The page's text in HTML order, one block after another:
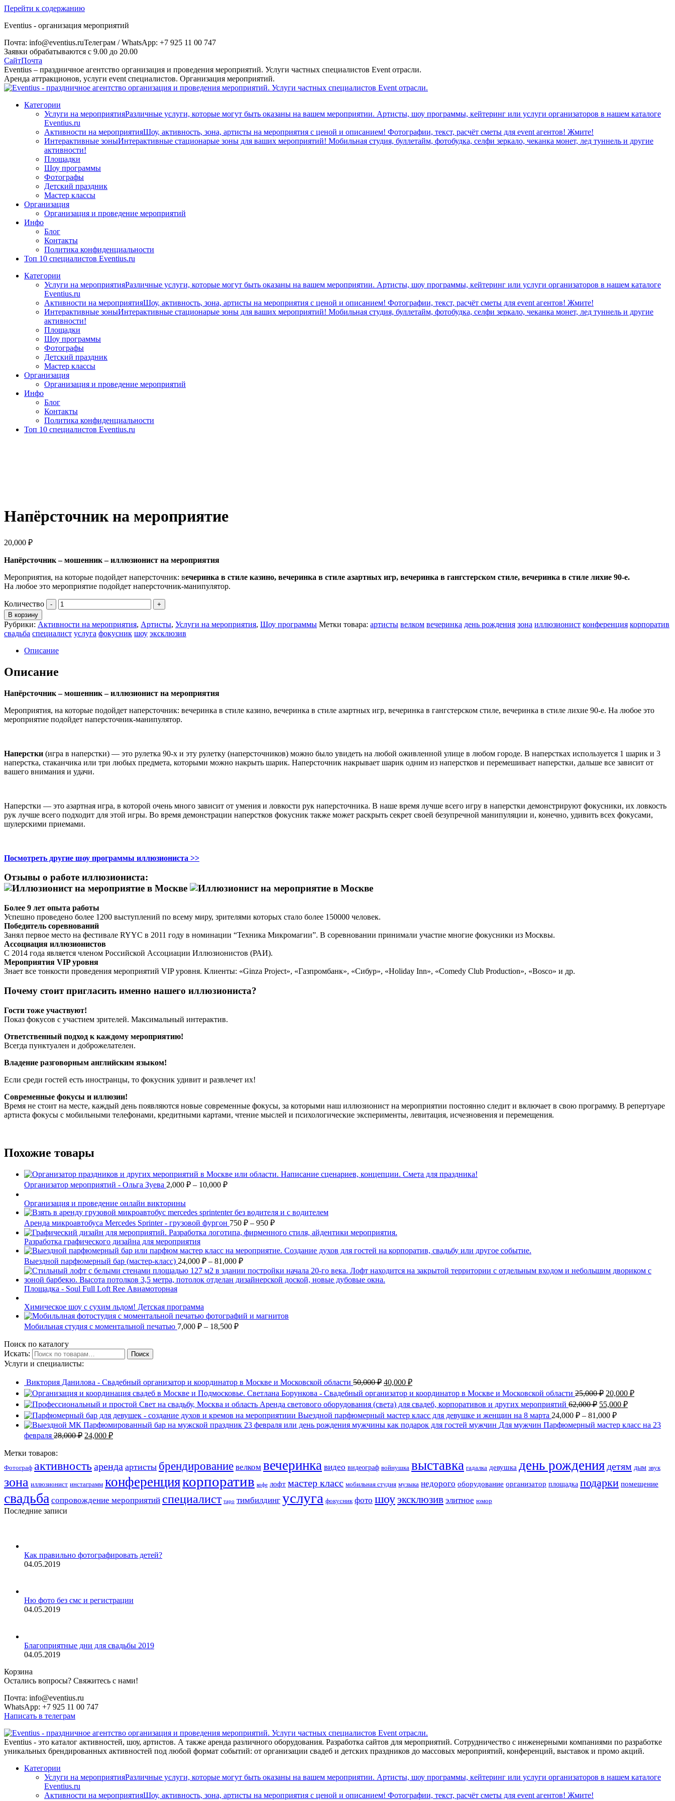
Перейти к содержанию
Eventius - организация мероприятий
Почта: info@eventius.ruТелеграм / WhatsApp: +7 925 11 00 747
Заявки обрабатываются с 9.00 до 20.00
СайтПочта
Eventius – праздничное агентство организация и проведения мероприятий. Услуги частных специалистов Event отрасли.
Аренда аттракционов, услуги event специалистов. Организация мероприятий.
Категории
Услуги на мероприятияРазличные услуги, которые могут быть оказаны на вашем мероприятии. Артисты, шоу программы, кейтеринг или услуги организаторов в нашем каталоге
Eventius.ru
Активности на мероприятияШоу, активность, зона, артисты на мероприятия с ценой и описанием! Фотографии, текст, расчёт сметы для event агентов! Жмите!
Интерактивные зоныИнтерактивные стационарые зоны для ваших мероприятий! Мобильная студия, буллетайм, фотобудка, селфи зеркало, чеканка монет, лед туннель и другие
активности!
Площадки
Шоу программы
Фотографы
Детский праздник
Мастер классы
Организация
Организация и проведение мероприятий
Инфо
Блог
Контакты
Политика конфиденциальности
Топ 10 специалистов Eventius.ru
Категории
Услуги на мероприятияРазличные услуги, которые могут быть оказаны на вашем мероприятии. Артисты, шоу программы, кейтеринг или услуги организаторов в нашем каталоге
Eventius.ru
Активности на мероприятияШоу, активность, зона, артисты на мероприятия с ценой и описанием! Фотографии, текст, расчёт сметы для event агентов! Жмите!
Интерактивные зоныИнтерактивные стационарые зоны для ваших мероприятий! Мобильная студия, буллетайм, фотобудка, селфи зеркало, чеканка монет, лед туннель и другие
активности!
Площадки
Шоу программы
Фотографы
Детский праздник
Мастер классы
Организация
Организация и проведение мероприятий
Инфо
Блог
Контакты
Политика конфиденциальности
Топ 10 специалистов Eventius.ru
Напёрсточник на мероприятие
20,000 ₽
Напёрсточник – мошенник – иллюзионист на мероприятия
Мероприятия, на которые подойдет наперсточник: вечеринка в стиле казино, вечеринка в стиле азартных игр, вечеринка в гангстерском стиле, вечеринка в стиле лихие 90-е.
На любое это мероприятие подойдет наперсточник-манипулятор.
Количество
В корзину
Рубрики: Активности на мероприятия, Артисты, Услуги на мероприятия, Шоу программы Метки товара: артисты велком вечеринка день рождения зона иллюзионист конференция корпоратив
свадьба специалист услуга фокусник шоу эксклюзив
Описание
Описание
Напёрсточник – мошенник – иллюзионист на мероприятия
Мероприятия, на которые подойдет наперсточник: вечеринка в стиле казино, вечеринка в стиле азартных игр, вечеринка в гангстерском стиле, вечеринка в стиле лихие 90-е. На любое это
мероприятие подойдет наперсточник-манипулятор.
Наперстки (игра в наперстки) — это рулетка 90-х и эту рулетку (наперсточников) можно было увидеть на любой оживленной улице в любом городе. В наперстках используется 1 шарик и 3
наперстка, стаканчика или три любых предмета, которыми можно накрыть шарик. Наперсточник накрывает шарик одним из наперстков и перемешивает наперстки, дальше все зависит от
вашего внимания и удачи.
Наперстки — это азартная игра, в которой очень много зависит от умения и ловкости рук наперсточника. В наше время лучше всего игру в наперстки демонстрируют фокусники, их ловкость
рук лучше всего подходит для этой игры. Во время демонстрации наперстков фокусник также может раскрыть секрет своей безупречной манипуляции и, конечно, удивить всех фокусами,
шулерскими приемами.
Посмотреть другие шоу программы иллюзиониста >>
Отзывы о работе иллюзиониста:
Более 9 лет опыта работы
Успешно проведено более 1200 выступлений по всему миру, зрителями которых стало более 150000 человек.
Победитель соревнований
Занял первое место на фестивале RYYC в 2011 году в номинации “Техника Микромагии”. В соревновании принимали участие многие фокусники из Москвы.
Ассоциация иллюзионистов
С 2014 года является членом Российской Ассоциации Иллюзионистов (РАИ).
Мероприятия VIP уровня
Знает все тонкости проведения мероприятий VIP уровня. Клиенты: «Ginza Project», «Газпромбанк», «Сибур», «Holiday Inn», «Comedy Club Production», «Bosco» и др.
Почему стоит пригласить именно нашего иллюзиониста?
Гости тоже участвуют!
Показ фокусов с участием зрителей. Максимальный интерактив.
Ответственный подход к каждому мероприятию!
Всегда пунктуален и доброжелателен.
Владение разговорным английским языком!
Если среди гостей есть иностранцы, то фокусник удивит и развлечет их!
Современные фокусы и иллюзии!
Время не стоит на месте, каждый день появляются новые современные фокусы, за которыми наш иллюзионист на мероприятии постоянно следит и включает в свою программу. В репертуаре
артиста фокусы с мобильными телефонами, кредитными картами, чтение мыслей и психологические эксперименты, левитация, исчезновения и перемещения.
Похожие товары
Организатор мероприятий - Ольга Зуева 2,000 ₽ – 10,000 ₽
Организация и проведение онлайн викторины
Аренда микроавтобуса Mercedes Sprinter - грузовой фургон 750 ₽ – 950 ₽
Разработка графического дизайна для мероприятия
Выездной парфюмерный бар (мастер-класс) 24,000 ₽ – 81,000 ₽
Площадка - Soul Full Loft Ree Авиамоторная
Химическое шоу с сухим льдом! Детская программа
Мобильная студия с моментальной печатью 7,000 ₽ – 18,500 ₽
Поиск по каталогу
Искать:
Поиск
Услуги и специалисты:
Виктория Данилова - Свадебный организатор и координатор в Москве и Московской области 50,000₽ 40,000 ₽
Светлана Борункова - Свадебный организатор и координатор в Москве и Московской области 25,000₽ 20,000 ₽
Аренда светового оборудования (света) для свадеб, корпоративов и других мероприятий 62,000₽ 55,000 ₽
Выездной парфюмерный мастер класс для девушке и женщин на 8 марта 24,000 ₽ – 81,000 ₽
Для мужчин Парфюмерный мастер класс на 23
февраля 28,000₽ 24,000 ₽
Метки товаров:
Фотограф активностьаренда артисты брендирование велком вечеринка видео видеограф войнушка выставка гадалка девушка день рождения детям дым звук
зона иллюзионист инстаграмм конференциякорпоратив кофе лофт мастер класс мобильная студия музыка недорого оборудование организатор площадка подарки помещение
свадьба сопровождение мероприятий специалист таро тимбилдинг услуга фокусник фото шоу эксклюзив элитное юмор
Последние записи
Как правильно фотографировать детей?
04.05.2019
Ню фото без смс и регистрации
04.05.2019
Благоприятные дни для свадьбы 2019
04.05.2019
Корзина
Остались вопросы? Свяжитесь с нами!
Почта: info@eventius.ru
WhatsApp: +7 925 11 00 747
Написать в телеграм
Eventius - это каталог активностей, шоу, артистов. А также аренда различного оборудования. Разработка сайтов для мероприятий. Сотрудничество с инженерными компаниями по разработке
уникальных брендированных активностей под любой формат событий: от организации свадеб и детских праздников до массовых мероприятий, конференций, выставок и промо акций.
Категории
Услуги на мероприятияРазличные услуги, которые могут быть оказаны на вашем мероприятии. Артисты, шоу программы, кейтеринг или услуги организаторов в нашем каталоге
Eventius.ru
Активности на мероприятияШоу, активность, зона, артисты на мероприятия с ценой и описанием! Фотографии, текст, расчёт сметы для event агентов! Жмите!